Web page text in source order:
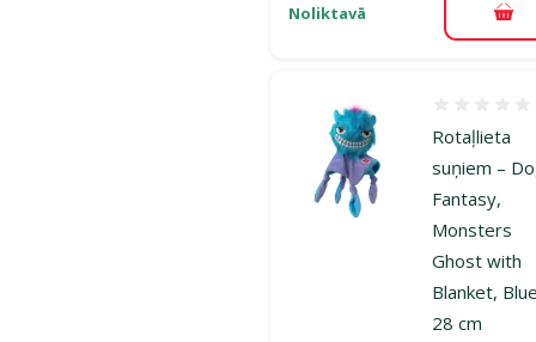
Noliktavā
Rotaļlieta
suņiem –
Fantasy,
Monsters
Ghost with
Blanket,
28 cm